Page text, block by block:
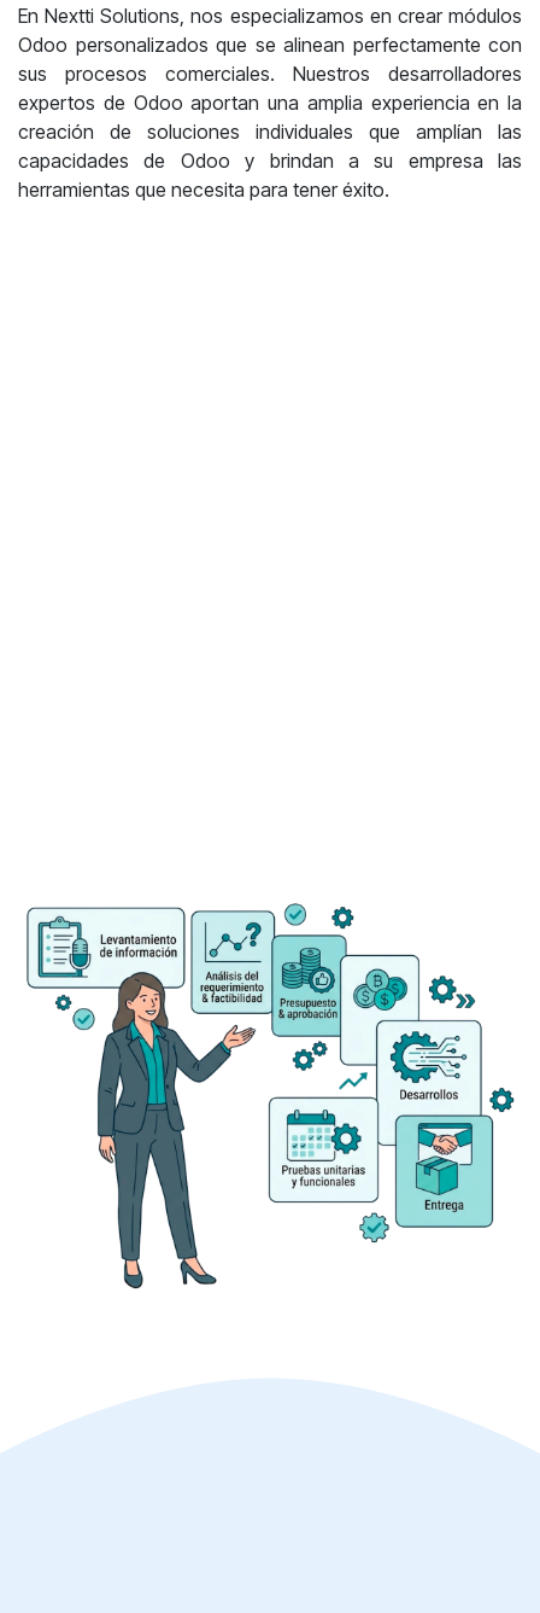
En Nextti Solutions, nos especializamos en crear módulos
Odoo personalizados que se alinean perfectamente con
sus procesos comerciales. Nuestros desarrolladores
expertos de Odoo aportan una amplia experiencia en la
creación de soluciones individuales que amplían las
capacidades de Odoo y brindan a su empresa las
herramientas que necesita para tener éxito.